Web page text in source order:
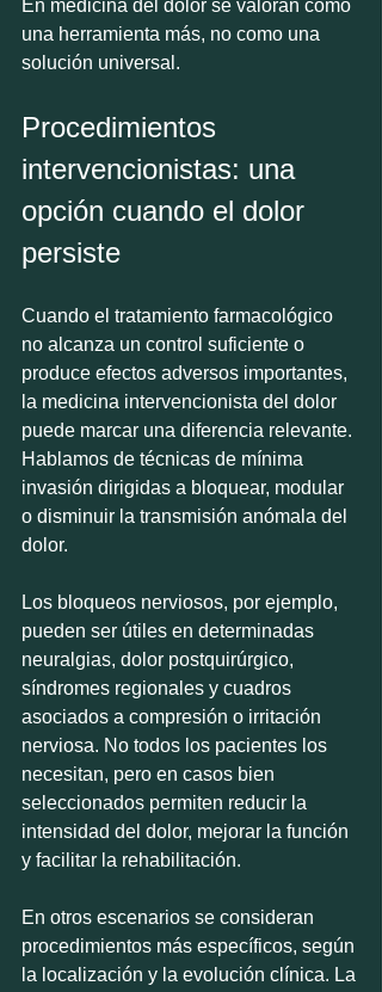
En medicina del dolor se valoran como
una herramienta más, no como una
solución universal.
Procedimientos
intervencionistas: una
opción cuando el dolor
persiste
Cuando el tratamiento farmacológico
no alcanza un control suficiente o
produce efectos adversos importantes,
la medicina intervencionista del dolor
puede marcar una diferencia relevante.
Hablamos de técnicas de mínima
invasión dirigidas a bloquear, modular
o disminuir la transmisión anómala del
dolor.
Los bloqueos nerviosos, por ejemplo,
pueden ser útiles en determinadas
neuralgias, dolor postquirúrgico,
síndromes regionales y cuadros
asociados a compresión o irritación
nerviosa. No todos los pacientes los
necesitan, pero en casos bien
seleccionados permiten reducir la
intensidad del dolor, mejorar la función
y facilitar la rehabilitación.
En otros escenarios se consideran
procedimientos más específicos, según
la localización y la evolución clínica. La